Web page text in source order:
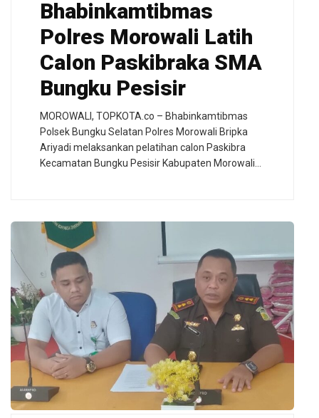
Bhabinkamtibmas
Polres Morowali Latih
Calon Paskibraka SMA
Bungku Pesisir
MOROWALI, TOPKOTA.co – Bhabinkamtibmas
Polsek Bungku Selatan Polres Morowali Bripka
Ariyadi melaksankan pelatihan calon Paskibra
Kecamatan Bungku Pesisir Kabupaten Morowali…